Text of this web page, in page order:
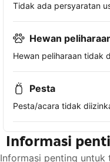
Tidak ada persyaratan
Hewan
Hewan peliharaan tidak
Pesta
Pesta/acara tidak
Informasi
Informasi penting untuk